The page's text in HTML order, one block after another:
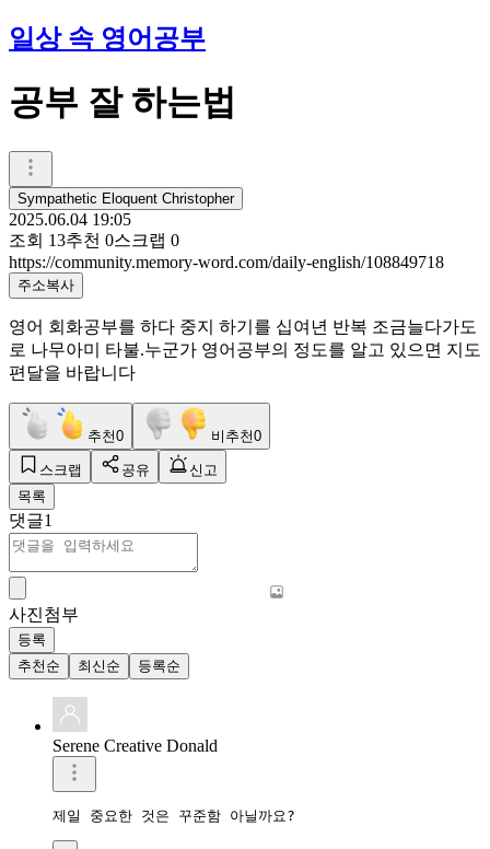
일상 속 영어공부
공부 잘 하는법
Sympathetic Eloquent Christopher
2025.06.04 19:05
조회 13추천 0스크랩 0
https://community.memory-word.com/daily-english/108849718
주소복사
영어 회화공부를 하다 중지 하기를 십여년 반복 조금늘다가도
로 나무아미 타불.누군가 영어공부의 정도를 알고 있으면 지도
편달을 바랍니다
추천0 비추천0
스크랩 공유
신고
목록
댓글1
사진첨부
등록
추천순
최신순 등록순
Serene Creative Donald
제일 중요한 것은 꾸준함 아닐까요?